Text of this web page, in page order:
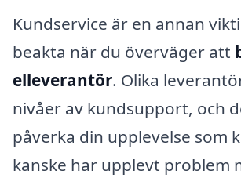
Kundservice är en annan
beakta när du överväger att
elleverantör. Olika
nivåer av kundsupport, och
påverka din upplevelse som
kanske har upplevt problem